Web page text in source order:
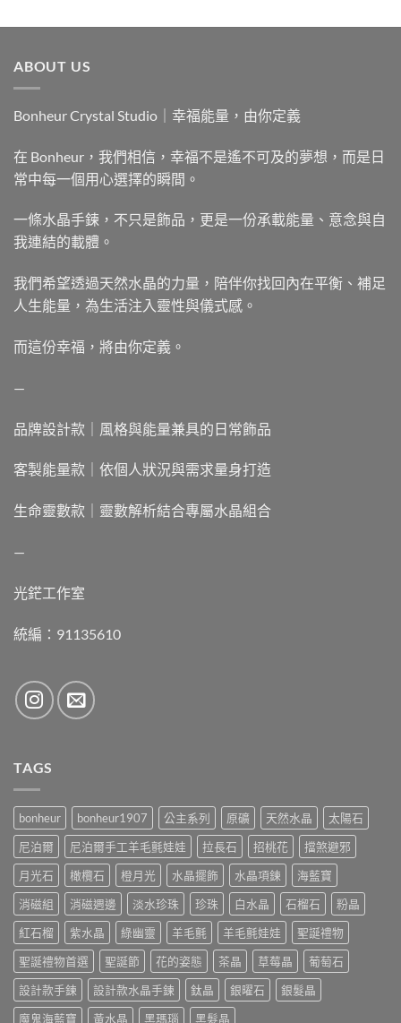
ABOUT US
Bonheur Crystal Studio｜幸福能量，由你定義
在 Bonheur，我們相信，幸福不是遙不可及的夢想，而是日
常中每一個用心選擇的瞬間。
一條水晶手鍊，不只是飾品，更是一份承載能量、意念與自
我連結的載體。
我們希望透過天然水晶的力量，陪伴你找回內在平衡、補足
人生能量，為生活注入靈性與儀式感。
而這份幸福，將由你定義。
—
品牌設計款｜風格與能量兼具的日常飾品
客製能量款｜依個人狀況與需求量身打造
生命靈數款｜靈數解析結合專屬水晶組合
—
光鋩工作室
統編：91135610
TAGS
bonheur bonheur1907 公主系列 原礦 天然水晶
太陽石
尼泊爾
尼泊爾手工羊毛氈娃娃 拉長石 招桃花
擋煞避邪
月光石
橄欖石 橙月光 水晶擺飾 水晶項鍊
海藍寶
消磁組
消磁週邊 淡水珍珠 珍珠 白水晶 石榴石
粉晶
紅石榴
紫水晶 綠幽靈 羊毛氈 羊毛氈娃娃
聖誕禮物
聖誕禮物首選
聖誕節 花的姿態 茶晶 草莓晶
葡萄石
設計款手鍊
設計款水晶手鍊 鈦晶 銀曜石
銀髮晶
魔鬼海藍寶
黃水晶 黑瑪瑙 黑髮晶